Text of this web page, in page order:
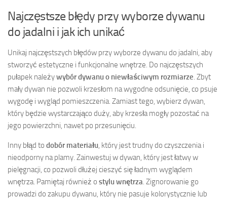
Najczęstsze błędy przy wyborze dywanu
do jadalni i jak ich unikać
Unikaj najczęstszych błędów przy wyborze dywanu do jadalni, aby
stworzyć estetyczne i funkcjonalne wnętrze. Do najczęstszych
pułapek należywybór dywanu o niewłaściwym rozmiarze. Zbyt
mały dywan nie pozwoli krzesłom na wygodne odsunięcie, co psuje
wygodę i wygląd pomieszczenia. Zamiast tego, wybierz dywan,
który będzie wystarczająco duży, aby krzesła mogły pozostać na
jego powierzchni, nawet po przesunięciu.
Inny błąd to dobór materiału, który jest trudny do czyszczenia i
nieodporny na plamy. Zainwestuj w dywan, który jest łatwy w
pielęgnacji, co pozwoli dłużej cieszyć się ładnym wyglądem
wnętrza. Pamiętaj również o stylu wnętrza. Zignorowanie go
prowadzi do zakupu dywanu, który nie pasuje kolorystycznie lub